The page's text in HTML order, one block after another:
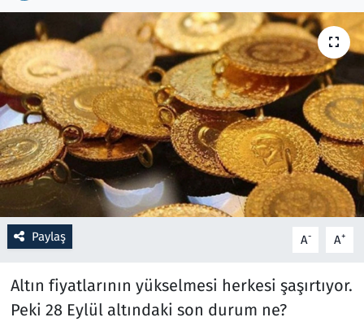
Paylaş A- A+
Altın fiyatlarının yükselmesi herkesi şaşırtıyor.
Peki 28 Eylül altındaki son durum ne?
Otomobil
Oyun
Ramazan
Resmi İlanlar
Rüya Tabirleri
Sağlık
Savunma Sanayi
Seçim 2023